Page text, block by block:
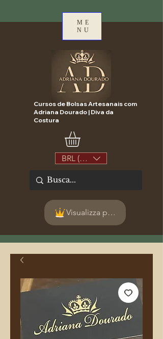
ME
NU
Cursos de Bolsas Artesanais com
Adriana Dourado | Diva da
Costura
BRL (R$)
Visualizza punti